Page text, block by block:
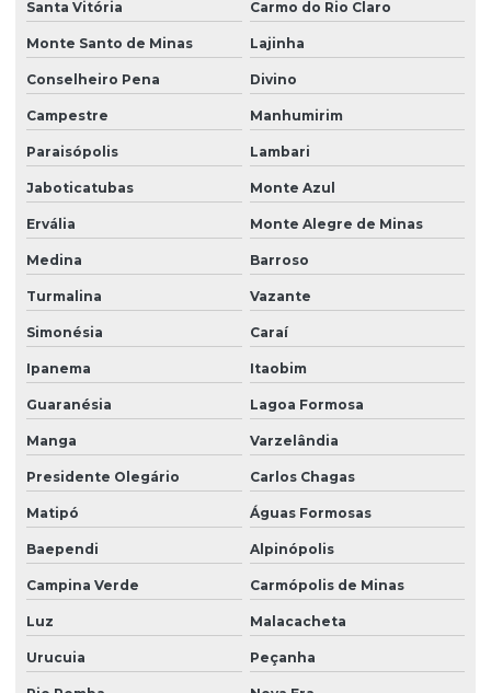
Santa Vitória Carmo do Rio Claro
Monte Santo de Minas Lajinha
Conselheiro Pena Divino
Campestre Manhumirim
Paraisópolis Lambari
Jaboticatubas Monte Azul
Ervália Monte Alegre de Minas
Medina Barroso
Turmalina Vazante
Simonésia Caraí
Ipanema Itaobim
Guaranésia Lagoa Formosa
Manga Varzelândia
Presidente Olegário Carlos Chagas
Matipó Águas Formosas
Baependi Alpinópolis
Campina Verde Carmópolis de Minas
Luz Malacacheta
Urucuia Peçanha